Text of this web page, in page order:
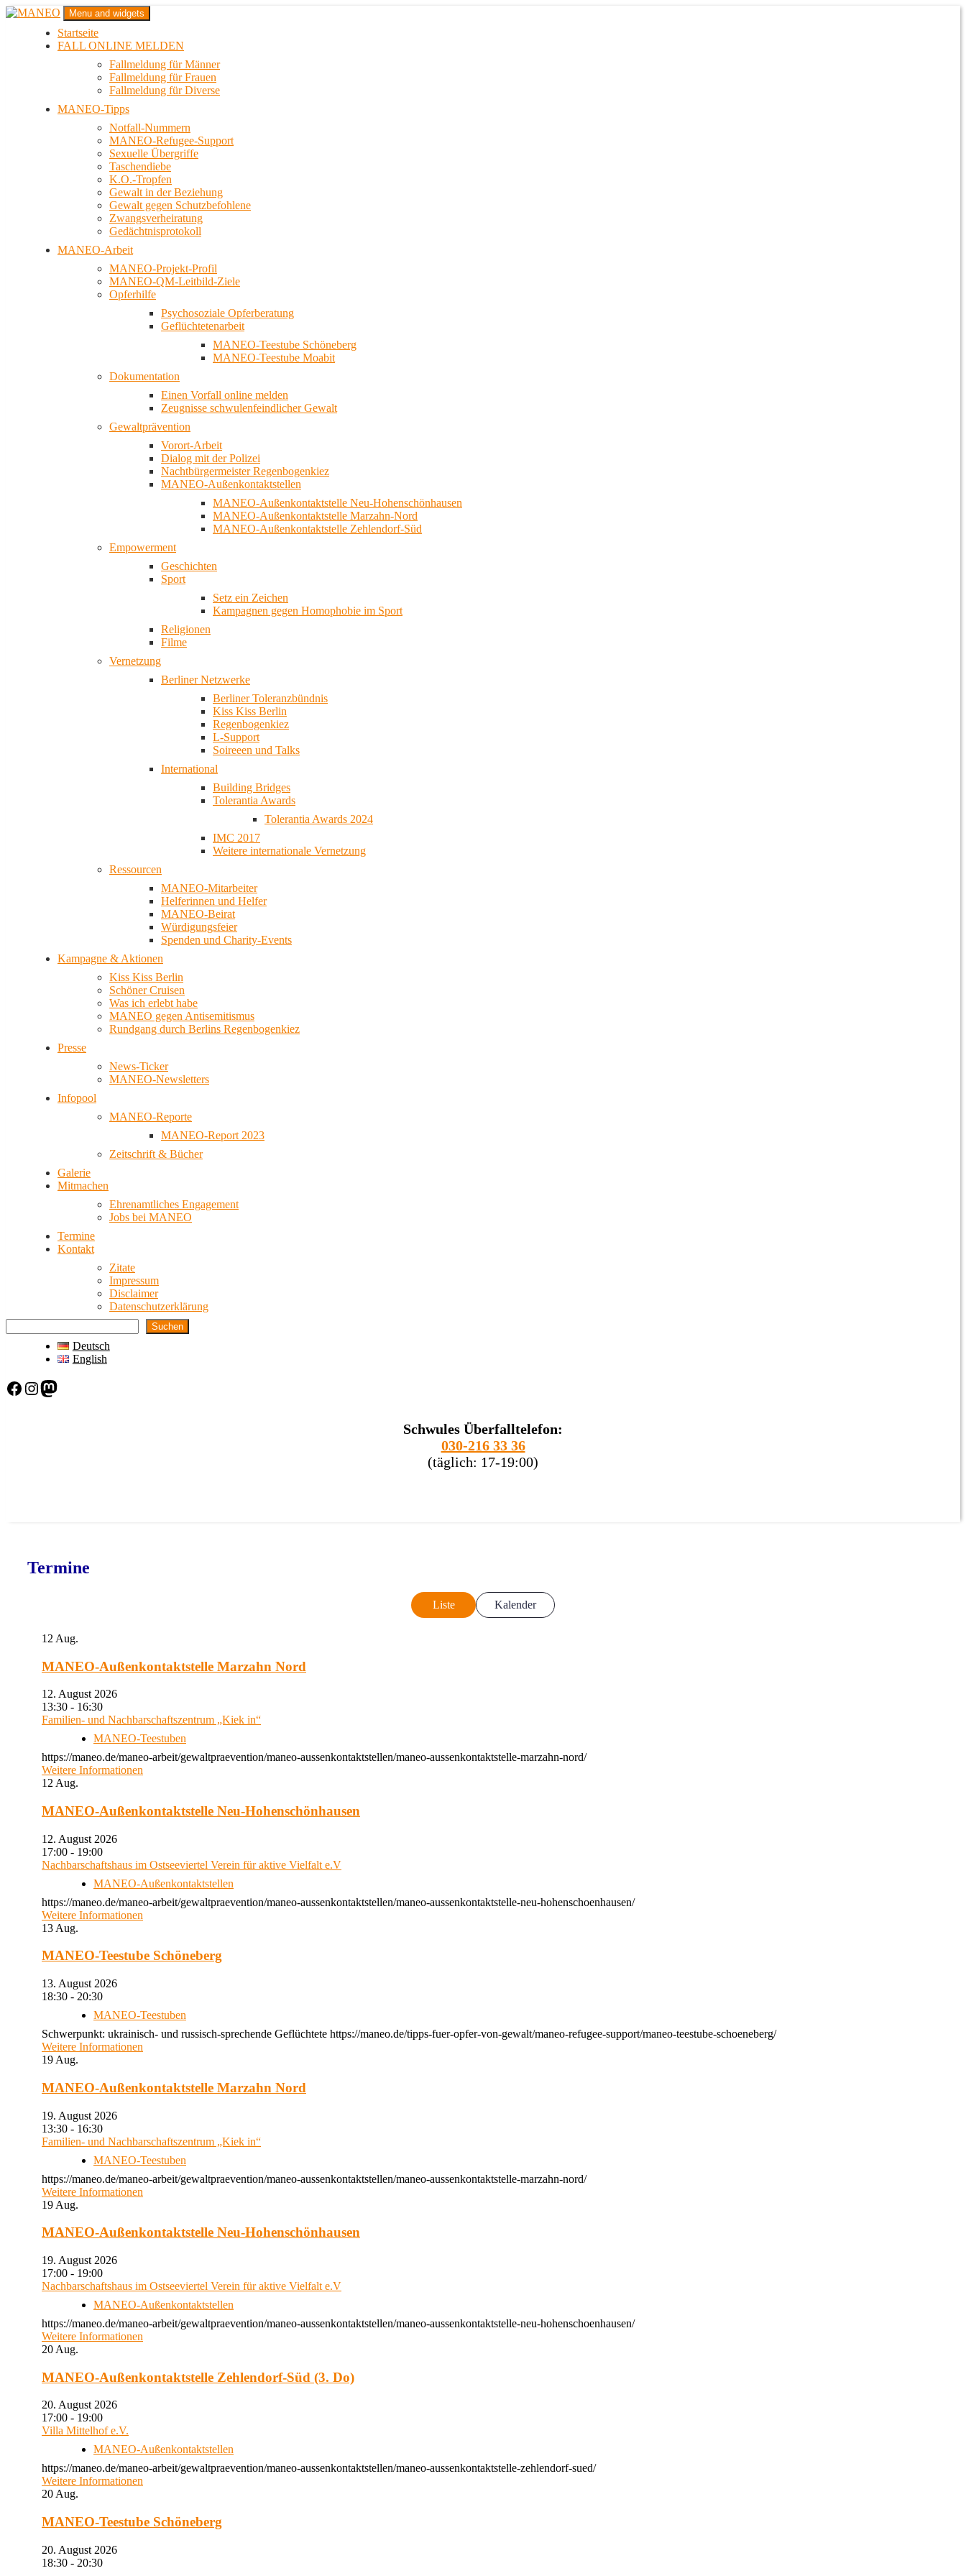
Zum
MANEO
Das schwule Anti-Gewalt-Projekt in Berlin
Menu and widgets
Startseite
FALL ONLINE MELDEN
Fallmeldung für Männer
Fallmeldung für Frauen
Fallmeldung für Diverse
MANEO-Tipps
Notfall-Nummern
MANEO-Refugee-Support
Sexuelle Übergriffe
Taschendiebe
K.O.-Tropfen
Gewalt in der Beziehung
Gewalt gegen Schutzbefohlene
Zwangsverheiratung
Gedächtnisprotokoll
MANEO-Arbeit
MANEO-Projekt-Profil
MANEO-QM-Leitbild-Ziele
Opferhilfe
Psychosoziale Opferberatung
Geflüchtetenarbeit
MANEO-Teestube Schöneberg
MANEO-Teestube Moabit
Dokumentation
Einen Vorfall online melden
Zeugnisse schwulenfeindlicher Gewalt
Gewaltprävention
Vorort-Arbeit
Dialog mit der Polizei
Nachtbürgermeister Regenbogenkiez
MANEO-Außenkontaktstellen
MANEO-Außenkontaktstelle Neu-Hohenschönhausen
MANEO-Außenkontaktstelle Marzahn-Nord
MANEO-Außenkontaktstelle Zehlendorf-Süd
Empowerment
Geschichten
Sport
Setz ein Zeichen
Kampagnen gegen Homophobie im Sport
Religionen
Filme
Vernetzung
Berliner Netzwerke
Berliner Toleranzbündnis
Kiss Kiss Berlin
Regenbogenkiez
L-Support
Soireeen und Talks
International
Building Bridges
Tolerantia Awards
Tolerantia Awards 2024
IMC 2017
Weitere internationale Vernetzung
Ressourcen
MANEO-Mitarbeiter
Helferinnen und Helfer
MANEO-Beirat
Würdigungsfeier
Spenden und Charity-Events
Kampagne & Aktionen
Kiss Kiss Berlin
Schöner Cruisen
Was ich erlebt habe
MANEO gegen Antisemitismus
Rundgang durch Berlins Regenbogenkiez
Presse
News-Ticker
MANEO-Newsletters
Infopool
MANEO-Reporte
MANEO-Report 2023
Zeitschrift & Bücher
Galerie
Mitmachen
Ehrenamtliches Engagement
Jobs bei MANEO
Termine
Kontakt
Zitate
Impressum
Disclaimer
Datenschutzerklärung
Suchen
Deutsch
English
Facebook Instagram Mastodon
Schwules Überfalltelefon:
030-216 33 36
(täglich: 17-19:00)
Termine
Liste Kalender
12 Aug.
MANEO-Außenkontaktstelle Marzahn Nord
12. August 2026
13:30 - 16:30
Familien- und Nachbarschaftszentrum „Kiek in“
MANEO-Teestuben
https://maneo.de/maneo-arbeit/gewaltpraevention/maneo-aussenkontaktstellen/maneo-aussenkontaktstelle-marzahn-nord/
Weitere Informationen
12 Aug.
MANEO-Außenkontaktstelle Neu-Hohenschönhausen
12. August 2026
17:00 - 19:00
Nachbarschaftshaus im Ostseeviertel Verein für aktive Vielfalt e.V
MANEO-Außenkontaktstellen
https://maneo.de/maneo-arbeit/gewaltpraevention/maneo-aussenkontaktstellen/maneo-aussenkontaktstelle-neu-hohenschoenhausen/
Weitere Informationen
13 Aug.
MANEO-Teestube Schöneberg
13. August 2026
18:30 - 20:30
MANEO-Teestuben
Schwerpunkt: ukrainisch- und russisch-sprechende Geflüchtete https://maneo.de/tipps-fuer-opfer-von-gewalt/maneo-refugee-support/maneo-teestube-schoeneberg/
Weitere Informationen
19 Aug.
MANEO-Außenkontaktstelle Marzahn Nord
19. August 2026
13:30 - 16:30
Familien- und Nachbarschaftszentrum „Kiek in“
MANEO-Teestuben
https://maneo.de/maneo-arbeit/gewaltpraevention/maneo-aussenkontaktstellen/maneo-aussenkontaktstelle-marzahn-nord/
Weitere Informationen
19 Aug.
MANEO-Außenkontaktstelle Neu-Hohenschönhausen
19. August 2026
17:00 - 19:00
Nachbarschaftshaus im Ostseeviertel Verein für aktive Vielfalt e.V
MANEO-Außenkontaktstellen
https://maneo.de/maneo-arbeit/gewaltpraevention/maneo-aussenkontaktstellen/maneo-aussenkontaktstelle-neu-hohenschoenhausen/
Weitere Informationen
20 Aug.
MANEO-Außenkontaktstelle Zehlendorf-Süd (3. Do)
20. August 2026
17:00 - 19:00
Villa Mittelhof e.V.
MANEO-Außenkontaktstellen
https://maneo.de/maneo-arbeit/gewaltpraevention/maneo-aussenkontaktstellen/maneo-aussenkontaktstelle-zehlendorf-sued/
Weitere Informationen
20Aug.
MANEO-Teestube Schöneberg
20. August 2026
18:30 - 20:30